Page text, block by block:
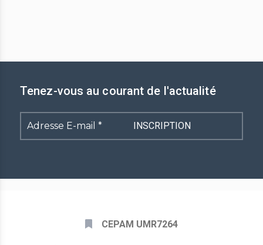
Tenez-vous au courant de l'actualité
Adresse
E-
CEPAM UMR7264